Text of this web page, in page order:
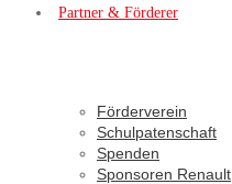
Partner & Förderer
Förderverein
Schulpatenschaft
Spenden
Sponsoren Renault